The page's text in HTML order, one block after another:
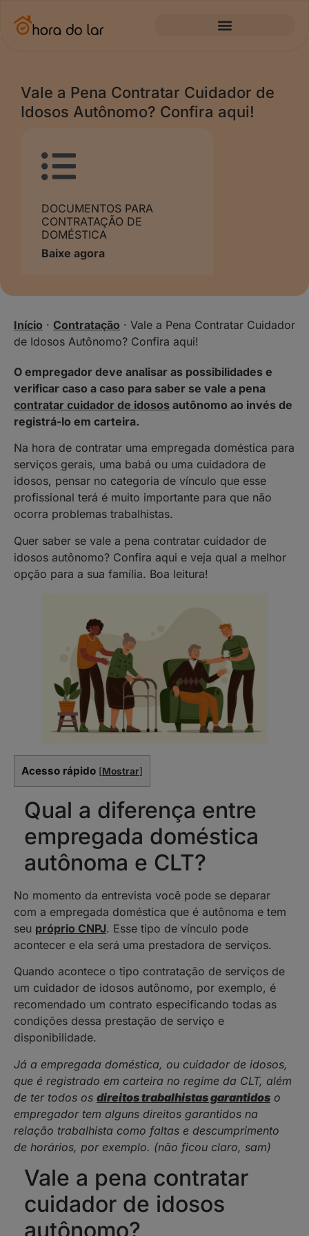
Vale a Pena Contratar Cuidador de
Idosos Autônomo? Confira aqui!
DOCUMENTOS PARA
CONTRATAÇÃO DE
DOMÉSTICA
Baixe agora
Início · Contratação · Vale a Pena Contratar Cuidador
de Idosos Autônomo? Confira aqui!
O empregador deve analisar as possibilidades e
verificar caso a caso para saber se vale a pena
contratar cuidador de idosos autônomo ao invés de
registrá-lo em carteira.
Na hora de contratar uma empregada doméstica para
serviços gerais, uma babá ou uma cuidadora de
idosos, pensar no categoria de vínculo que esse
profissional terá é muito importante para que não
ocorra problemas trabalhistas.
Quer saber se vale a pena contratar cuidador de
idosos autônomo? Confira aqui e veja qual a melhor
opção para a sua família. Boa leitura!
Acesso rápido [Mostrar]
Qual a diferença entre
empregada doméstica
autônoma e CLT?
No momento da entrevista você pode se deparar
com a empregada doméstica que é autônoma e tem
seu próprio CNPJ. Esse tipo de vínculo pode
acontecer e ela será uma prestadora de serviços.
Quando acontece o tipo contratação de serviços de
um cuidador de idosos autônomo, por exemplo, é
recomendado um contrato especificando todas as
condições dessa prestação de serviço e
disponibilidade.
Já a empregada doméstica, ou cuidador de idosos,
que é registrado em carteira no regime da CLT, além
de ter todos os direitos trabalhistas garantidos o
empregador tem alguns direitos garantidos na
relação trabalhista como faltas e descumprimento
de horários, por exemplo. (não ficou claro, sam)
Vale a pena contratar
cuidador de idosos
autônomo?